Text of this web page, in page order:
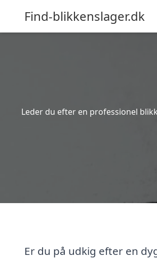
Find-blikkenslager.dk
Leder du efter en professionel
Er du på udkig efter en